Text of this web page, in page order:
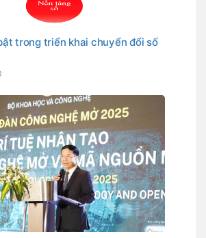
trong triển khai chuyển đổi số